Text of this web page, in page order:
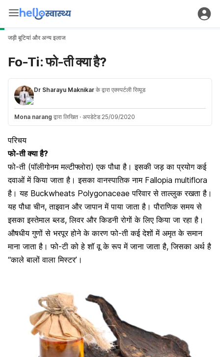
जड़ी बूटियां और अन्य इलाज
Fo-Ti: फो-ती क्या है?
Dr Sharayu Maknikar के द्वारा एक्स्पर्टली रिव्यूड
Mona narang द्वारा लिखित · अपडेटेड 25/09/2020
परिचय
फो-ती क्या है?
फो-ती (पॉलीगोनम मल्टीफ्लोरा) एक पौधा है। इसकी जड़ का प्रयोग कई
दवाओं में किया जाता है। इसका वानस्पातिक नाम Fallopia multiflora
है। यह Buckwheats Polygonaceae परिवार से ताल्लुक रखता है।
यह पौधा चीन, ताइवान और जापान में पाया जाता है। पौराणिक समय से
इसका इस्तेमाल ब्लड, लिवर और किडनी रोगों के लिए किया जा रहा है।
औषधीय गुणों से भरपूर होने के कारण फो-ती कई देशों में अमृत के समान
माना जाता है। फो-टी को हे शॉ वू के रूप में जाना जाता है, जिसका अर्थ है
“काले बालों वाला मिस्टर’।